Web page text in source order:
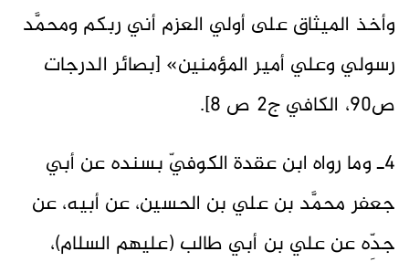
وأخذ الميثاق على أولي العزم أني ربكم ومحمَّد
رسولي وعلي أمير المؤمنين» [بصائر الدرجات
ص90، الكافي ج2 ص ٨].
4ـ وما رواه ابن عقدة الكوفيّ بسنده عن أبي
جعفر محمَّد بن علي بن الحسين، عن أبيه، عن
جدِّه عن علي بن أبي طالب (عليهم السلام)،